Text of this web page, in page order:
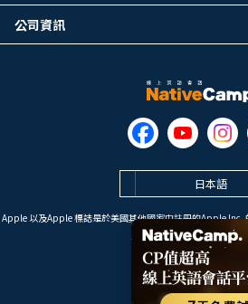
日本語
Apple 以及Apple 標誌是於美國其他國家中註冊的Apple
標誌。
Google Play是 Google LLC 的
Copyright © 2026 線上英
NativeCamp. All Rights
公司資訊